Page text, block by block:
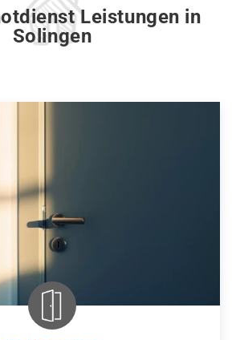
Leistungen in
Solingen